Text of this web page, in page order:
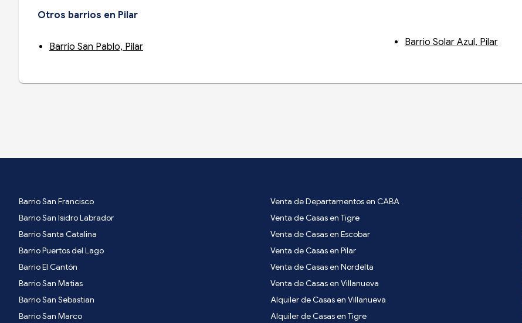
Otros barrios en Pilar
Barrio San Pablo, Pilar Barrio Solar Azul, Pilar
Barrio San Francisco
Barrio San Isidro Labrador
Barrio Santa Catalina
Barrio Puertos del Lago
Barrio El Cantón
Barrio San Matias
Barrio San Sebastian
Barrio San Marco
Venta de Departamentos en CABA
Venta de Casas en Tigre
Venta de Casas en Escobar
Venta de Casas en Pilar
Venta de Casas en Nordelta
Venta de Casas en Villanueva
Alquiler de Casas en Villanueva
Alquiler de Casas en Tigre